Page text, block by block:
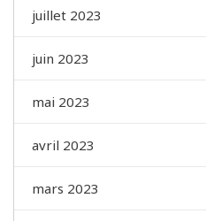
juillet 2023
juin 2023
mai 2023
avril 2023
mars 2023